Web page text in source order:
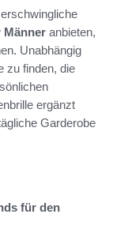
anbieten,
Unabhängig
zu finden, die
ergänzt
Garderobe
für den